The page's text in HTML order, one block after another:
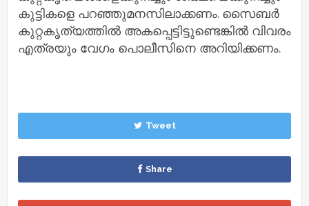
കുട്ടികളെ പറഞ്ഞുമനസിലാക്കണം. സൈബര്‍
കുറ്റകൃത്യത്തില്‍ അകപ്പെട്ടിട്ടുണ്ടെങ്കില്‍ വിവരം
എത്രയും വേഗം പൊലീസിനെ അറിയിക്കണം.
Tweet
Share